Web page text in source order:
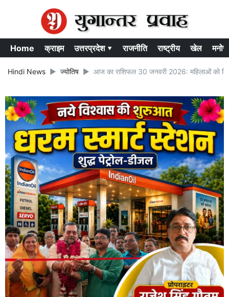
Home क्राइम उत्तरप्रदेश ▾ राजनीति राष्ट्रीय खेल
Hindi News ज्योतिष आज का राशिफल 30 जनवरी 2026: महिलाओं को